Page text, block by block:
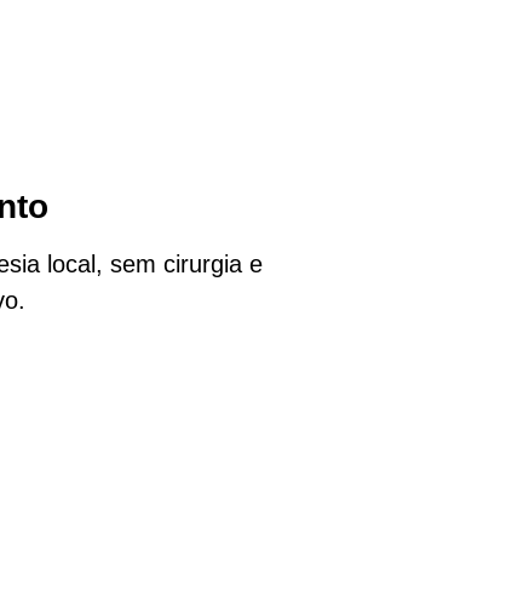
local, sem cirurgia e